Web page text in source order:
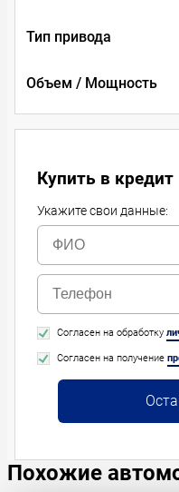
Тип привода
Объем / Мощность
Купить в кредит
Укажите свои данные:
Согласен на обработку
Согласен на получение
Похожие